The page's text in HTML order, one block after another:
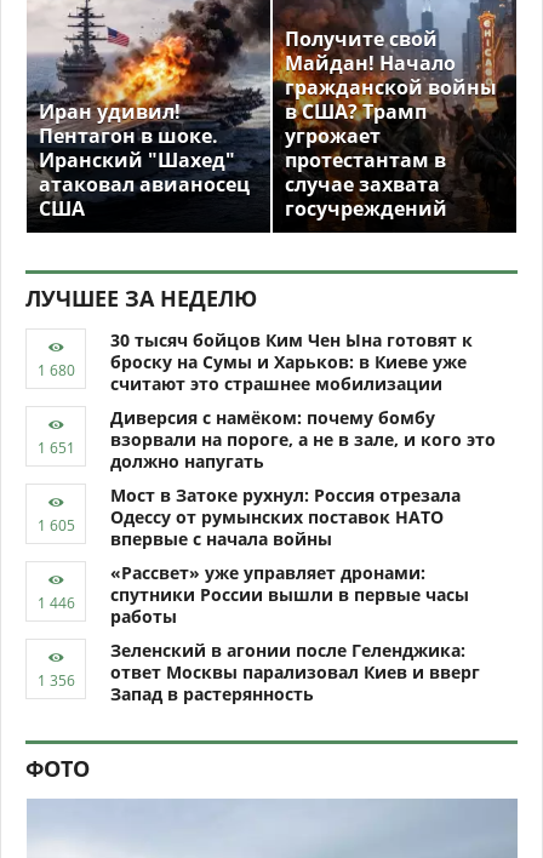
Иран удивил!
Пентагон в шоке.
Иранский "Шахед"
атаковал авианосец
США
Получите свой
Майдан! Начало
гражданской войны
в США? Трамп
угрожает
протестантам в
случае захвата
госучреждений
ЛУЧШЕЕ ЗА НЕДЕЛЮ
30 тысяч бойцов Ким Чен Ына готовят к
броску на Сумы и Харьков: в Киеве уже
считают это страшнее мобилизации
Диверсия с намёком: почему бомбу
взорвали на пороге, а не в зале, и кого это
должно напугать
Мост в Затоке рухнул: Россия отрезала
Одессу от румынских поставок НАТО
впервые с начала войны
«Рассвет» уже управляет дронами:
спутники России вышли в первые часы
работы
Зеленский в агонии после Геленджика:
ответ Москвы парализовал Киев и вверг
Запад в растерянность
ФОТО